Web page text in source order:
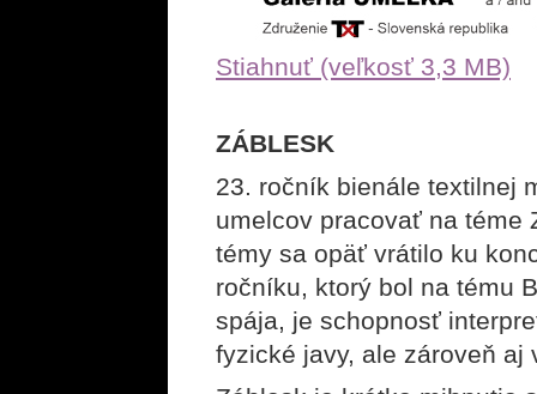
Stiahnuť (veľkosť 3,3 MB)
ZÁBLESK
23. ročník bienále textilnej
umelcov pracovať na téme
témy sa opäť vrátilo ku
ročníku, ktorý bol na tému
spája, je schopnosť
fyzické javy, ale zároveň aj